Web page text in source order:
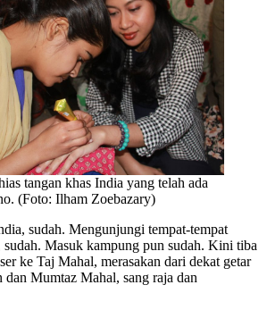
tangan khas India yang telah ada
(Foto: Ilham Zoebazary)
sudah. Mengunjungi tempat-tempat
sudah. Masuk kampung pun sudah. Kini tiba
ke Taj Mahal, merasakan dari dekat getar
dan Mumtaz Mahal, sang raja dan